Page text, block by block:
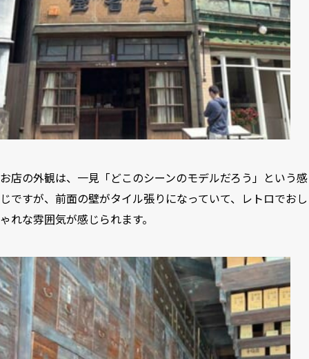
お店の外観は、一見「どこのシーンのモデルだろう」という感
じですが、前面の壁がタイル張りになっていて、レトロでおし
ゃれな雰囲気が感じられます。